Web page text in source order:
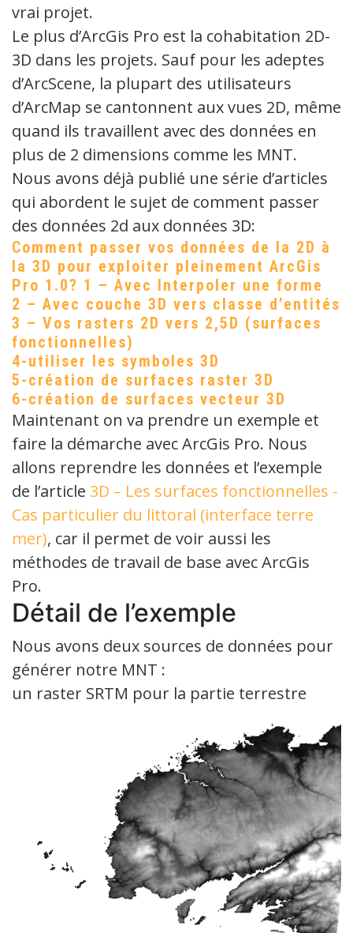
vrai projet.
Le plus d’ArcGis Pro est la cohabitation 2D-
3D dans les projets. Sauf pour les adeptes
d’ArcScene, la plupart des utilisateurs
d’ArcMap se cantonnent aux vues 2D, même
quand ils travaillent avec des données en
plus de 2 dimensions comme les MNT.
Nous avons déjà publié une série d’articles
qui abordent le sujet de comment passer
des données 2d aux données 3D:
Comment passer vos données de la 2D à
la 3D pour exploiter pleinement ArcGis
Pro 1.0? 1 – Avec Interpoler une forme
2 – Avec couche 3D vers classe d’entités
3 – Vos rasters 2D vers 2,5D (surfaces
fonctionnelles)
4-utiliser les symboles 3D
5-création de surfaces raster 3D
6-création de surfaces vecteur 3D
Maintenant on va prendre un exemple et
faire la démarche avec ArcGis Pro. Nous
allons reprendre les données et l’exemple
de l’article 3D – Les surfaces fonctionnelles -
Cas particulier du littoral (interface terre
mer), car il permet de voir aussi les
méthodes de travail de base avec ArcGis
Pro.
Détail de l’exemple
Nous avons deux sources de données pour
générer notre MNT :
un raster SRTM pour la partie terrestre